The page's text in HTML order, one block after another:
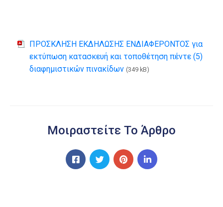
ΠΡΟΣΚΛΗΣΗ ΕΚΔΗΛΩΣΗΣ ΕΝΔΙΑΦΕΡΟΝΤΟΣ για
εκτύπωση κατασκευή και τοποθέτηση πέντε (5)
διαφημιστικών πινακίδων (349 kB)
Μοιραστείτε Το Άρθρο